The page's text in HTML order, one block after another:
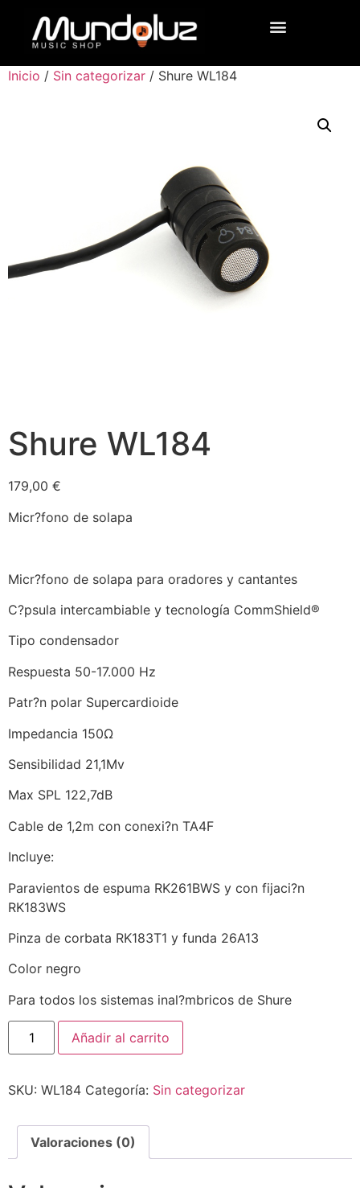
Inicio / Sin categorizar / Shure WL184
Shure WL184
179,00 €
Micr?fono de solapa
Micr?fono de solapa para oradores y cantantes
C?psula intercambiable y tecnología CommShield®
Tipo condensador
Respuesta 50-17.000 Hz
Patr?n polar Supercardioide
Impedancia 150Ω
Sensibilidad 21,1Mv
Max SPL 122,7dB
Cable de 1,2m con conexi?n TA4F
Incluye:
Paravientos de espuma RK261BWS y con fijaci?n
RK183WS
Pinza de corbata RK183T1 y funda 26A13
Color negro
Para todos los sistemas inal?mbricos de Shure
Añadir al carrito
SKU: WL184 Categoría: Sin categorizar
Valoraciones (0)